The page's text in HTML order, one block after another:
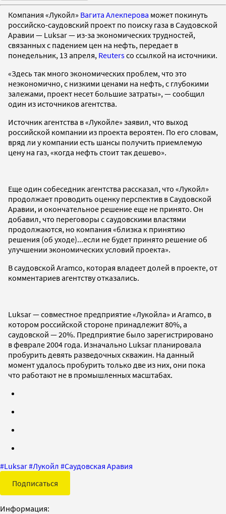
Компания «Лукойл» Вагита Алекперова может покинуть
российско-саудовский проект по поиску газа в Саудовской
Аравии — Luksar — из-за экономических трудностей,
связанных с падением цен на нефть, передает в
понедельник, 13 апреля, Reutersсо ссылкой на источники.
«Здесь так много экономических проблем, что это
неэкономично, с низкими ценами на нефть, с глубокими
залежами, проект несет большие затраты», — сообщил
один из источников агентства.
Источник агентства в «Лукойле» заявил, что выход
российской компании из проекта вероятен. По его словам,
вряд ли у компании есть шансы получить приемлемую
цену на газ, «когда нефть стоит так дешево».
Еще один собеседник агентства рассказал, что «Лукойл»
продолжает проводить оценку перспектив в Саудовской
Аравии, и окончательное решение еще не принято. Он
добавил, что переговоры с саудовскими властями
продолжаются, но компания «близка к принятию
решения (об уходе)...если не будет принято решение об
улучшении экономических условий проекта».
В саудовской Aramco, которая владеет долей в проекте, от
комментариев агентству отказались.
Luksar — совместное предприятие «Лукойла» и Aramco, в
котором российской стороне принадлежит 80%, а
саудовской — 20%. Предприятие было зарегистрировано
в феврале 2004 года. Изначально Luksar планировала
пробурить девять разведочных скважин. На данный
момент удалось пробурить только две из них, они пока
что работают не в промышленных масштабах.
#Luksar#Лукойл #Саудовская Аравия
Подписаться
Информация: